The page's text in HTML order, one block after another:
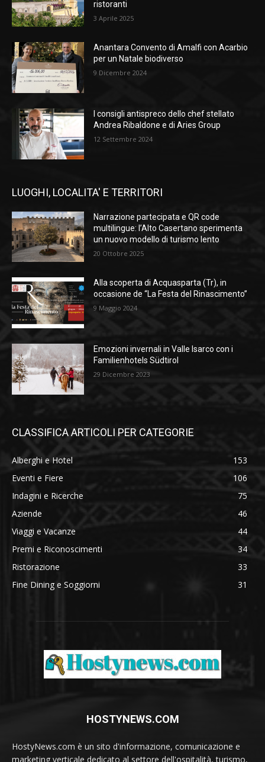
ristoranti
3 Aprile 2025
Anantara Convento di Amalfi con Acarbio
per un Natale biodiverso
9 Dicembre 2024
I consigli antispreco dello chef stellato
Andrea Ribaldone e di Aries Group
12 Settembre 2024
LUOGHI, LOCALITA' E TERRITORI
Narrazione partecipata e QR code
multilingue: l’Alto Casertano sperimenta
un nuovo modello di turismo lento
20 Ottobre 2025
Alla scoperta di Acquasparta (Tr), in
occasione de “La Festa del Rinascimento”
9 Maggio 2024
Emozioni invernali in Valle Isarco con i
Familienhotels Südtirol
29 Dicembre 2023
CLASSIFICA ARTICOLI PER CATEGORIE
Alberghi e Hotel
153
Eventi e Fiere
106
Indagini e Ricerche
75
Aziende
46
Viaggi e Vacanze
44
Premi e Riconoscimenti
34
Ristorazione
33
Fine Dining e Soggiorni
31
HOSTYNEWS.COM
HostyNews.com è un sito d'informazione, comunicazione e
marketing verticale dedicato al settore dell'ospitalità, turismo,